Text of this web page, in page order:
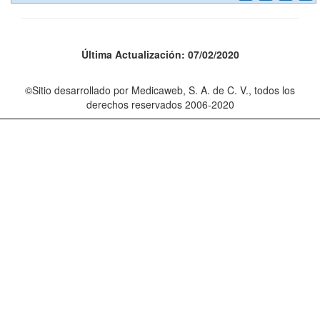
Última Actualización: 07/02/2020
©Sitio desarrollado por Medicaweb, S. A. de C. V., todos los
derechos reservados 2006-2020